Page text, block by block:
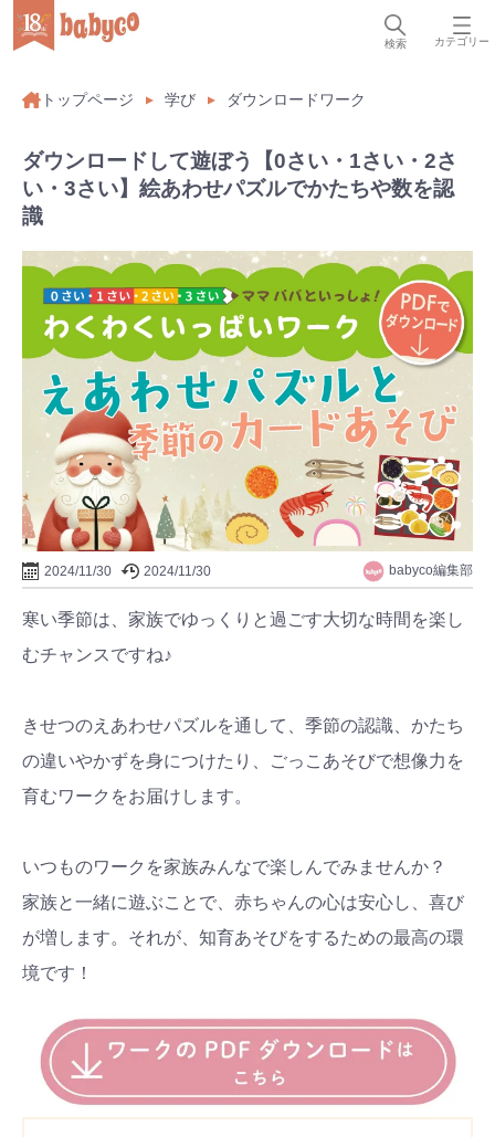
検索 カテゴリー
トップページ 学び ダウンロードワーク
ダウンロードして遊ぼう【0さい・1さい・2さ
い・3さい】絵あわせパズルでかたちや数を認
識
2024/11/30 2024/11/30 babyco編集部
寒い季節は、家族でゆっくりと過ごす大切な時間を楽し
むチャンスですね♪
きせつのえあわせパズルを通して、季節の認識、かたち
の違いやかずを身につけたり、ごっこあそびで想像力を
育むワークをお届けします。
いつものワークを家族みんなで楽しんでみませんか？
家族と一緒に遊ぶことで、赤ちゃんの心は安心し、喜び
が増します。それが、知育あそびをするための最高の環
境です！